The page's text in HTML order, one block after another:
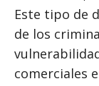
Este tipo de
de los
comerciales